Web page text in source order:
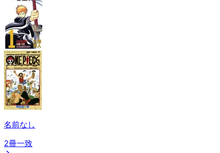
名前なし
2冊一致